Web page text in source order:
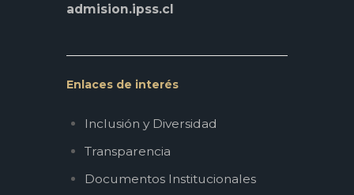
admision.ipss.cl
Enlaces de interés
Inclusión y Diversidad
Transparencia
Documentos Institucionales